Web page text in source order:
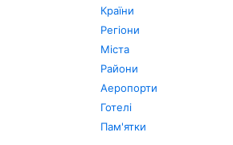
Країни
Регіони
Міста
Райони
Аеропорти
Готелі
Пам'ятки